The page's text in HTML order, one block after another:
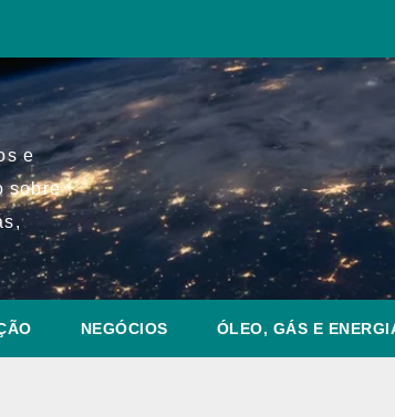
e
sobre
NEGÓCIOS ÓLEO, GÁS E